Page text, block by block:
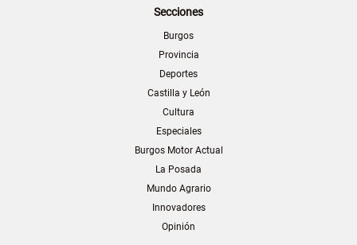
Secciones
Burgos
Provincia
Deportes
Castilla y León
Cultura
Especiales
Burgos Motor Actual
La Posada
Mundo Agrario
Innovadores
Opinión